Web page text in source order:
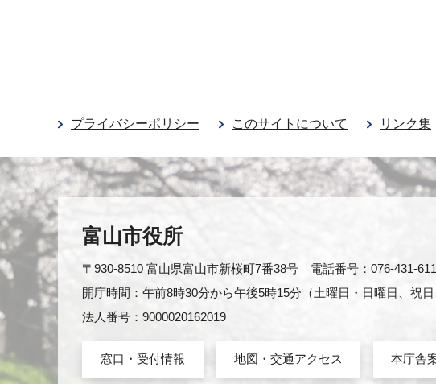
プライバシーポリシー このサイトについて リンク集
富山市役所
〒930-8510 富山県富山市新桜町7番38号 電話番号：076-431-
開庁時間：午前8時30分から午後5時15分（土曜日・日曜日、祝日
法人番号：9000020162019
窓口・受付情報 地図・交通アクセス 本庁舎